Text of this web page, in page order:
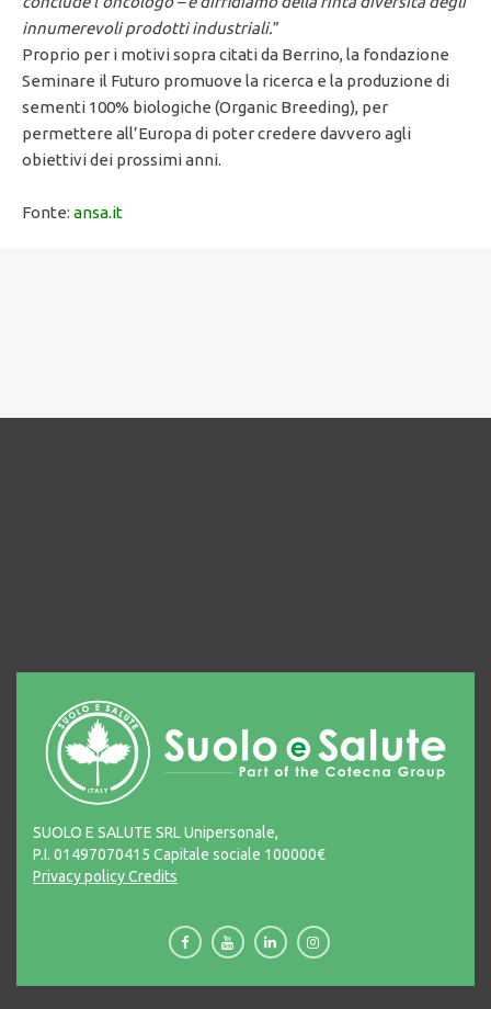
innumerevoli prodotti industriali.”
Proprio per i motivi sopra citati da Berrino, la fondazione
Seminare il Futuro promuove la ricerca e la produzione di
sementi 100% biologiche (Organic Breeding), per
permettere all’Europa di poter credere davvero agli
obiettivi dei prossimi anni.
Fonte: ansa.it
SUOLO E SALUTE SRL Unipersonale,
P.I. 01497070415 Capitale sociale 100000€
Privacy policyCredits